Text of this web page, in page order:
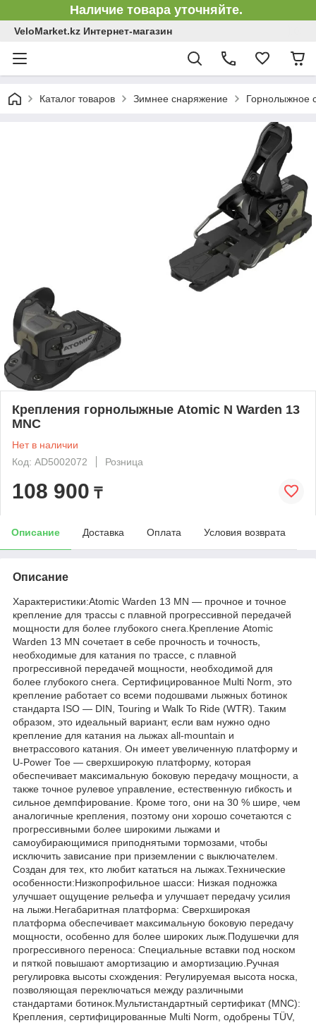
Наличие товара уточняйте.
VeloMarket.kz Интернет-магазин
Каталог товаров Зимнее снаряжение Горнолыжное
Крепления горнолыжные Atomic N Warden 13
MNC
Нет в наличии
Код: AD5002072
Розница
108 900 ₸
Описание Доставка Оплата Условия возврата
Описание
Характеристики:Atomic Warden 13 MN — прочное и точное
крепление для трассы с плавной прогрессивной передачей
мощности для более глубокого снега.Крепление Atomic
Warden 13 MN сочетает в себе прочность и точность,
необходимые для катания по трассе, с плавной
прогрессивной передачей мощности, необходимой для
более глубокого снега. Сертифицированное Multi Norm, это
крепление работает со всеми подошвами лыжных ботинок
стандарта ISO — DIN, Touring и Walk To Ride (WTR). Таким
образом, это идеальный вариант, если вам нужно одно
крепление для катания на лыжах all-mountain и
внетрассового катания. Он имеет увеличенную платформу и
U-Power Toe — сверхширокую платформу, которая
обеспечивает максимальную боковую передачу мощности, а
также точное рулевое управление, естественную гибкость и
сильное демпфирование. Кроме того, они на 30 % шире, чем
аналогичные крепления, поэтому они хорошо сочетаются с
прогрессивными более широкими лыжами и
самоубирающимися приподнятыми тормозами, чтобы
исключить зависание при приземлении с выключателем.
Создан для тех, кто любит кататься на лыжах.Технические
особенности:Низкопрофильное шасси: Низкая подножка
улучшает ощущение рельефа и улучшает передачу усилия
на лыжи.Негабаритная платформа: Сверхширокая
платформа обеспечивает максимальную боковую передачу
мощности, особенно для более широких лыж.Подушечки для
прогрессивного переноса: Специальные вставки под носком
и пяткой повышают амортизацию и амортизацию.Ручная
регулировка высоты схождения: Регулируемая высота носка,
позволяющая переключаться между различными
стандартами ботинок.Мультистандартный сертификат (MNC):
Крепления, сертифицированные Multi Norm, одобрены TÜV,